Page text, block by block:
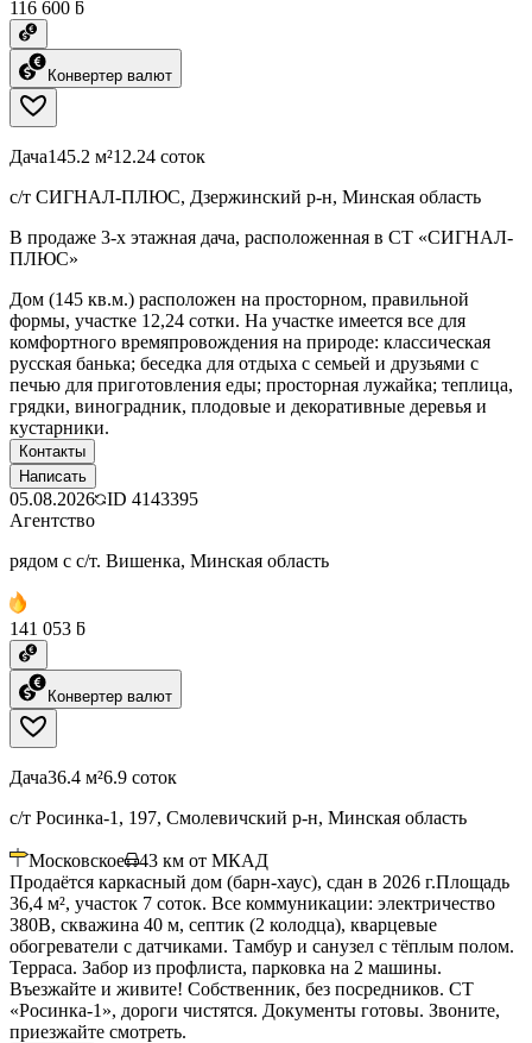
116 600 ƃ
Конвертер валют
Дача145.2 м²12.24 соток
с/т СИГНАЛ-ПЛЮС, Дзержинский р-н, Минская область
В продаже 3-х этажная дача, расположенная в СТ «СИГНАЛ-
ПЛЮС»
Дом (145 кв.м.) расположен на просторном, правильной
формы, участке 12,24 сотки. На участке имеется все для
комфортного времяпровождения на природе: классическая
русская банька; беседка для отдыха с семьей и друзьями с
печью для приготовления еды; просторная лужайка; теплица,
грядки, виноградник, плодовые и декоративные деревья и
кустарники.
Контакты
Написать
05.08.2026 ID 4143395
Агентство
рядом с с/т. Вишенка, Минская область
141 053 ƃ
Конвертер валют
Дача36.4 м²6.9 соток
с/т Росинка-1, 197, Смолевичский р-н, Минская область
Московское 43 км от МКАД
Продаётся каркасный дом (барн-хаус), сдан в 2026 г.Площадь
36,4 м², участок 7 соток. Все коммуникации: электричество
380В, скважина 40 м, септик (2 колодца), кварцевые
обогреватели с датчиками. Тамбур и санузел с тёплым полом.
Терраса. Забор из профлиста, парковка на 2 машины.
Въезжайте и живите! Собственник, без посредников. СТ
«Росинка-1», дороги чистятся. Документы готовы. Звоните,
приезжайте смотреть.